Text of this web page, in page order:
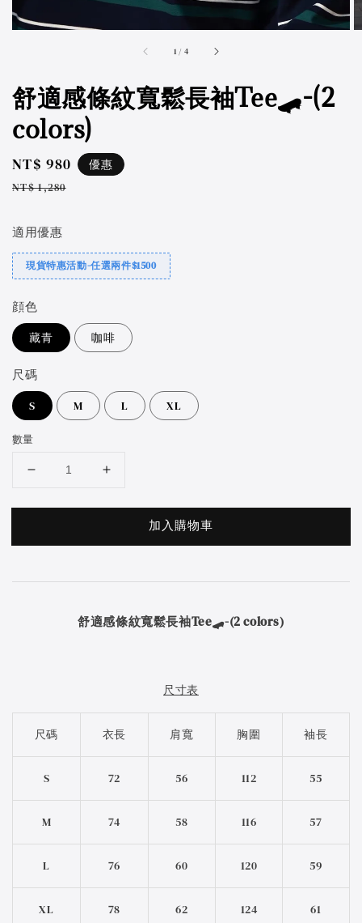
1 / accessibility.of
4
舒適感條紋寬鬆長袖Tee🛹-(2
colors)
Sale
price
NT$ 980
Regular
NT$ 1,280
優惠
適用優惠
現貨特惠活動-任選兩件$1500
顔色
藏青 咖啡
尺碼
S M L XL
數量
加入購物車
舒適感條紋寬鬆長袖Tee🛹-(2 colors)
尺寸表
尺碼 衣長 肩寬 胸圍 袖長
S 72 56 112 55
M 74 58 116 57
L 76 60 120 59
XL 78 62 124 61